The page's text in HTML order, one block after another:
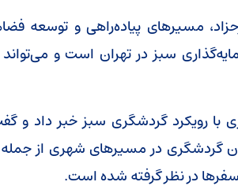
مسیرهای پیاده‌راهی و توسعه
سبز در تهران است و می‌تواند
با رویکرد گردشگری سبز خبر داد و
گردشگری در مسیرهای شهری از جمله
در نظر گرفته شده است.